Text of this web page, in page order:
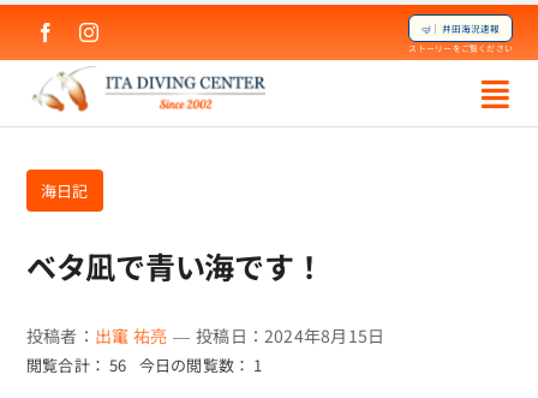
content
🤿｜井田海況速報
ストーリーをご覧ください
海日記
ベタ凪で青い海です！
投稿者： 出竃 祐亮 — 投稿日：2024年8月15日
閲覧合計： 56 今日の閲覧数： 1